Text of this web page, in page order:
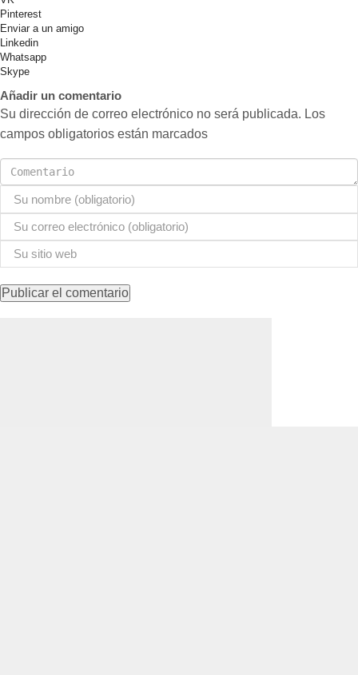
Pinterest
Enviar a un amigo
Linkedin
Whatsapp
Skype
Añadir un comentario
Su dirección de correo electrónico no será publicada. Los
campos obligatorios están marcados